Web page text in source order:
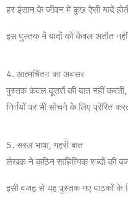
हर इंसान के जीवन में कुछ ऐसी यादें
इस पुस्तक में यादों को केवल अतीत
4. आत्मचिंतन का अवसर
पुस्तक केवल दूसरों की बात नहीं
निर्णयों पर भी सोचने के लिए प्रेरित
5. सरल भाषा, गहरी बात
लेखक ने कठिन साहित्यिक शब्दों की
इसी वजह से यह पुस्तक नए पाठकों के